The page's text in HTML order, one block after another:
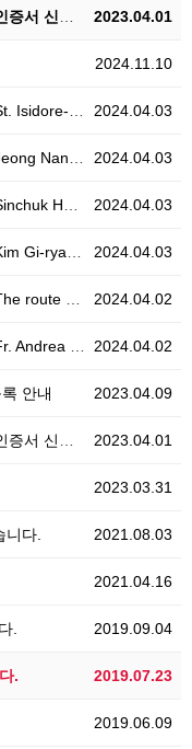
2023.04.01
청 안내
2024.11.10
2024.04.03
Ro>
2024.04.03
ju-Ro>
2024.04.03
Ro>
2024.04.03
Ro>
2024.04.02
Ro>
2024.04.02
geon - Ro>
2023.04.09
안내
2023.04.01
청 안내
2023.03.31
2021.08.03
니다.
2021.04.16
2019.09.04
.
2019.07.23
.
2019.06.09